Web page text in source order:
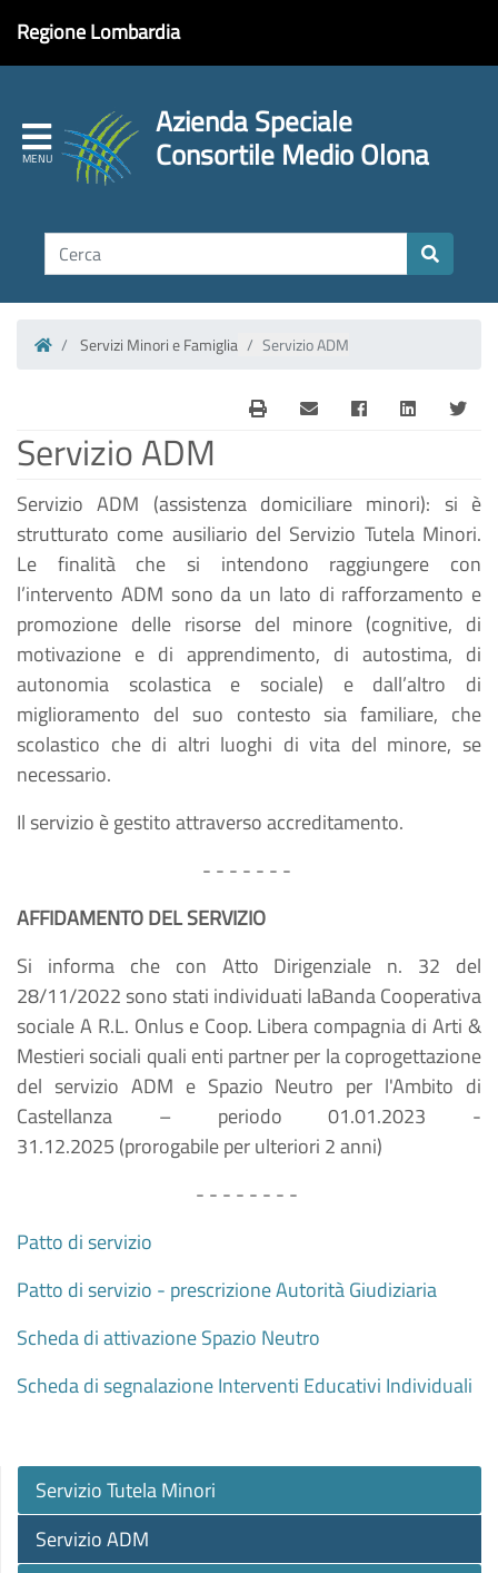
Regione Lombardia
Azienda Speciale
Consortile Medio Olona
Homepage
Servizi Minori e Famiglia Servizio ADM
Servizio ADM
Servizio ADM (assistenza domiciliare minori): si è
strutturato come ausiliario del Servizio Tutela Minori.
Le finalità che si intendono raggiungere con
l’intervento ADM sono da un lato di rafforzamento e
promozione delle risorse del minore (cognitive, di
motivazione e di apprendimento, di autostima, di
autonomia scolastica e sociale) e dall’altro di
miglioramento del suo contesto sia familiare, che
scolastico che di altri luoghi di vita del minore, se
necessario.
Il servizio è gestito attraverso accreditamento.
- - - - - - -
AFFIDAMENTO DEL SERVIZIO
Si informa che con Atto Dirigenziale n. 32 del
28/11/2022 sono stati individuati laBanda Cooperativa
sociale A R.L. Onlus e Coop. Libera compagnia di Arti &
Mestieri sociali quali enti partner per la coprogettazione
del servizio ADM e Spazio Neutro per l'Ambito di
Castellanza – periodo 01.01.2023 -
31.12.2025 (prorogabile per ulteriori 2 anni)
- - - - - - - -
Patto di servizio
Patto di servizio - prescrizione Autorità Giudiziaria
Scheda di attivazione Spazio Neutro
Scheda di segnalazione Interventi Educativi Individuali
Servizio Tutela Minori
Servizio ADM